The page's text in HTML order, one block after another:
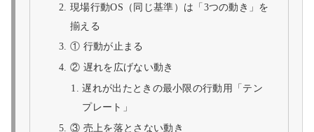
現場行動OS（同じ基準）は「3つの動き」を
揃える
① 行動が止まる
② 遅れを広げない動き
遅れが出たときの最小限の行動用「テン
プレート」
③ 売上を落とさない動き